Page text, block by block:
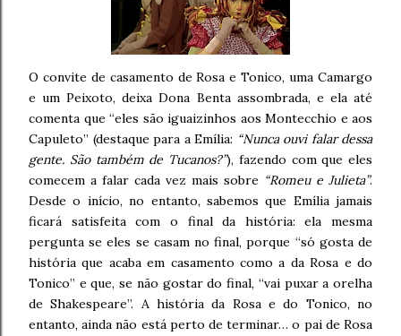
O convite de casamento de Rosa e Tonico, uma Camargo
e um Peixoto, deixa Dona Benta assombrada, e ela até
comenta que “eles são iguaizinhos aos Montecchio e aos
Capuleto” (destaque para a Emília: “Nunca ouvi falar dessa
gente. São também de Tucanos?”), fazendo com que eles
comecem a falar cada vez mais sobre “Romeu e Julieta”.
Desde o início, no entanto, sabemos que Emília jamais
ficará satisfeita com o final da história: ela mesma
pergunta se eles se casam no final, porque “só gosta de
história que acaba em casamento como a da Rosa e do
Tonico” e que, se não gostar do final, “vai puxar a orelha
de Shakespeare”. A história da Rosa e do Tonico, no
entanto, ainda não está perto de terminar… o pai de Rosa